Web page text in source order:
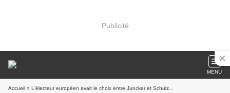
Publicité
MENU
Accueil » L'électeur européen avait le choix entre Juncker et Schulz...